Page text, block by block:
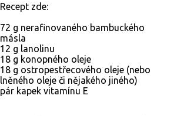
Recept zde:
72 g nerafinovaného bambuckého
másla
12 g lanolinu
18 g konopného oleje
18 g ostropestřecového oleje (nebo
lněného oleje či nějakého jiného)
pár kapek vitamínu E